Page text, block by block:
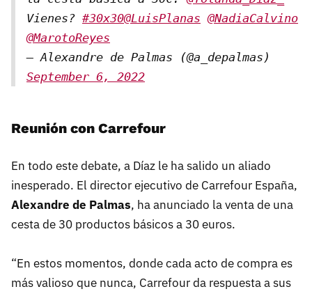
Vienes? #30x30@LuisPlanas @NadiaCalvino
@MarotoReyes
— Alexandre de Palmas (@a_depalmas)
September 6, 2022
Reunión con Carrefour
En todo este debate, a Díaz le ha salido un aliado
inesperado. El director ejecutivo de Carrefour España,
Alexandre de Palmas, ha anunciado la venta de una
cesta de 30 productos básicos a 30 euros.
“En estos momentos, donde cada acto de compra es
más valioso que nunca, Carrefour da respuesta a sus